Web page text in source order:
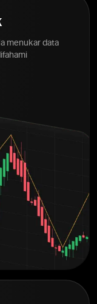
menukar data